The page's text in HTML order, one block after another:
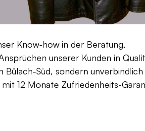
Know-how in der Beratung,
unserer Kunden in
Süd, sondern
12 Monate Zufriedenheits-